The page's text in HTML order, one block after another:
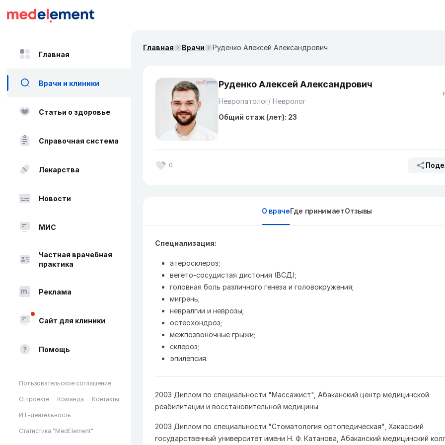
Главная
Врачи и клиники
Статьи о здоровье
Справочная система
Лекарства
Новости
МИС
Частная врачебная
практика
Реклама
Сайт для клиники
Помощь
Пользовательское соглашение
О проекте Команда Контакты
ИТ-деятельность
Статистика "MedElement"
Главная Врачи Руденко Алексей Александрович
Руденко Алексей Александрович
Невропатолог/ Невролог
Общий стаж (лет): 23
0
О врачеГде принимаетОтзывы
Специализация:
атеросклероз;
вегето-сосудистая дистония (ВСД);
головная боль различного генеза и головокружения;
мигрень;
невралгии и неврозы;
остеохондроз;
межпозвоночные грыжи;
склероз;
эпилепсия.
2003 Диплом по специальности "Массажист", Абаканский центр медицинской
реабилитации и восстановительной медицины
2003 Диплом по специальности "Стоматология ортопедическая", Хакасский
государственный университет имени Н. Ф. Катанова, Абаканский медицинский